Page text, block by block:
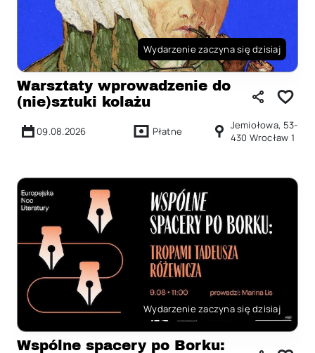
Wydarzenie zaczyna się dzisiaj
Warsztaty wprowadzenie do
(nie)sztuki kolażu
09.08.2026 Płatne
Jemiołowa, 53-
430 Wrocław 1
Wydarzenie zaczyna się dzisiaj
Wspólne spacery po Borku: